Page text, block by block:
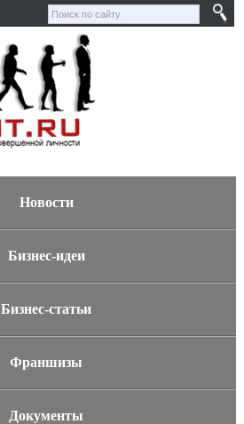
Новости
Бизнес-идеи
Бизнес-статьи
Франшизы
Документы